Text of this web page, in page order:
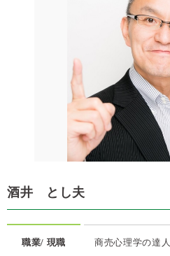
酒井 とし夫
職業/ 現職 商売心理学の達人